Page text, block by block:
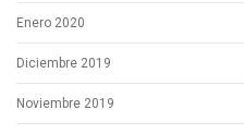
Enero 2020
Diciembre 2019
Noviembre 2019